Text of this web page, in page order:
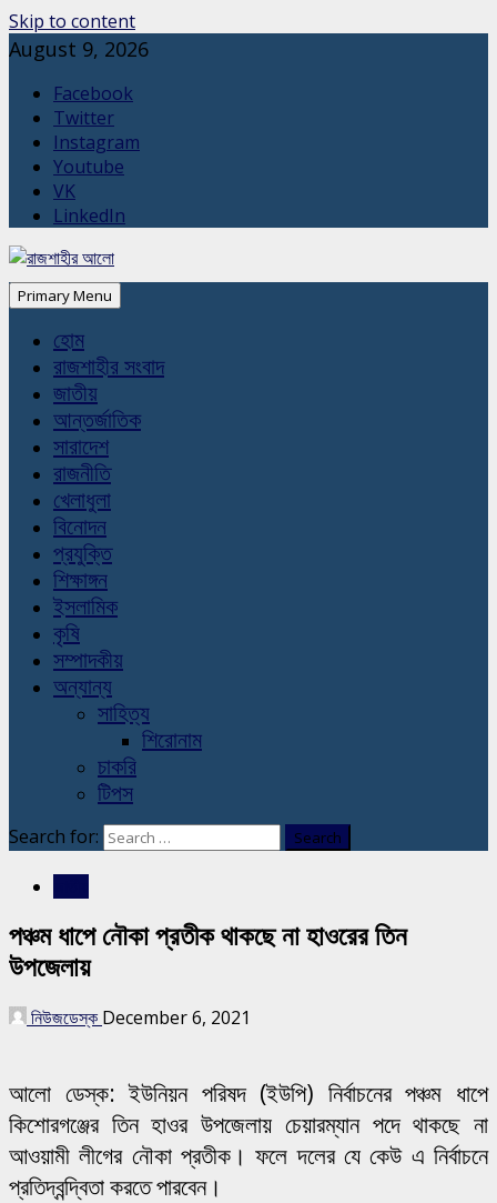
Skip to content
August 9, 2026
Facebook
Twitter
Instagram
Youtube
VK
LinkedIn
Primary Menu
হোম
রাজশাহীর সংবাদ
জাতীয়
আন্তর্জাতিক
সারাদেশ
রাজনীতি
খেলাধুলা
বিনোদন
প্রযুক্তি
শিক্ষাঙ্গন
ইসলামিক
কৃষি
সম্পাদকীয়
অন্যান্য
সাহিত্য
শিরোনাম
চাকরি
টিপস
Search for:
পঞ্চম ধাপে নৌকা প্রতীক থাকছে না হাওরের তিন
উপজেলায়
নিউজডেস্ক December 6, 2021
আলো ডেস্ক: ইউনিয়ন পরিষদ (ইউপি) নির্বাচনের পঞ্চম ধাপে
কিশোরগঞ্জের তিন হাওর উপজেলায় চেয়ারম্যান পদে থাকছে না
আওয়ামী লীগের নৌকা প্রতীক। ফলে দলের যে কেউ এ নির্বাচনে
প্রতিদ্বন্দ্বিতা করতে পারবেন।